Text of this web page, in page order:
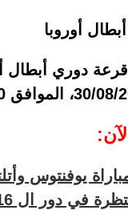
أوروبا
يوفنتوس
16 من دوري أبطال أوروبا